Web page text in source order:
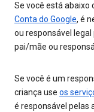
Se você está abaixo
Conta do Google, é
ou responsável
pai/mãe ou
Se você é um
criança use os
é responsável pelas